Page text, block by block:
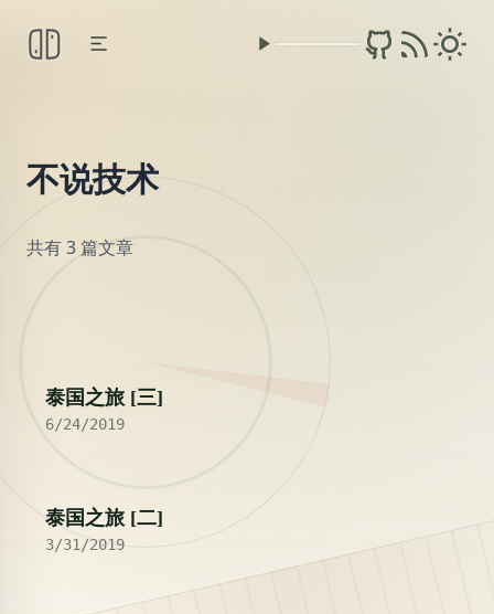
不说技术
共有 3 篇文章
2019
泰国之旅 [三]
6/24/2019
泰国之旅 [二]
3/31/2019